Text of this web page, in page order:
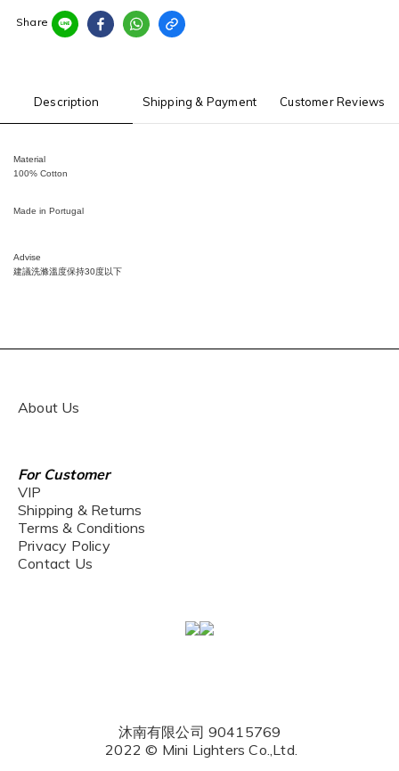
Share
Description Shipping & Payment Customer Reviews
Material
100% Cotton
Made in Portugal
Advise
建議洗滌溫度保持30度以下
About Us
For Customer
VIP
Shipping & Returns
Terms & Conditions
Privacy Policy
Contact Us
沐南有限公司 90415769
2022 © Mini Lighters Co.,Ltd.